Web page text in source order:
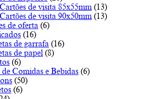
Cartões de visita 85x55mm (13)
Cartões de visita 90x50mm (13)
de oferta (6)
(16)
de garrafa (16)
de papel (8)
(6)
Comidas e Bebidas (6)
(50)
(6)